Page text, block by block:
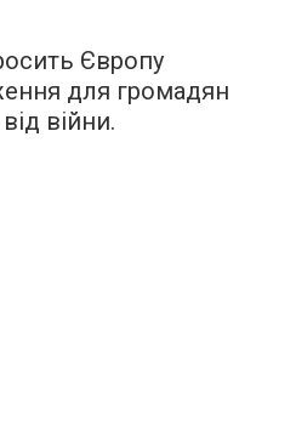
Європу
для громадян
війни.